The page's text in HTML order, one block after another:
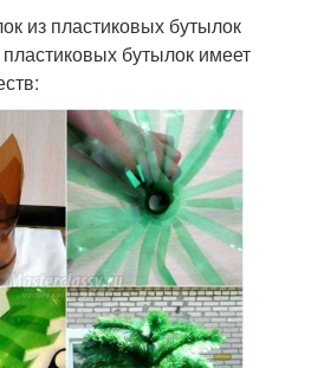
из пластиковых бутылок
бутылок имеет